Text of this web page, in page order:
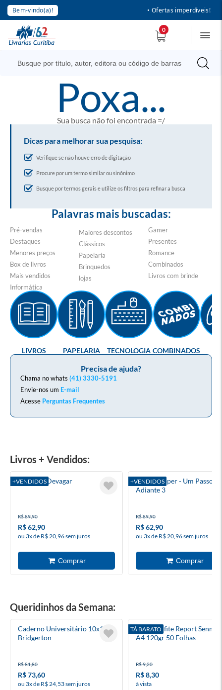
Bem-vindo(a)! • Ofertas imperdíveis!
0
poxa...
Sua busca não foi encontrada =/
Dicas para melhorar sua pesquisa:
Verifique se não houve erro de digitação
Procure por um termo similar ou sinônimo
Busque por termos gerais e utilize os filtros para refinar a busca
Palavras mais buscadas:
Pré-vendas
Destaques
Menores preços
Box de livros
Mais vendidos
Informática
Maiores descontos
Clássicos
Papelaria
Brinquedos
lojas
Gamer
Presentes
Romance
Combinados
Livros com brinde
Precisa de ajuda?
Chama no whats (41) 3330-5191
Envie-nos um E-mail
Acesse Perguntas Frequentes
LIVROS PAPELARIA TECNOLOGIA COMBINADOS
Livros + Vendidos:
+VENDIDOS
Rápido E Devagar
R$ 89,90
R$ 62,90
ou 3x de R$ 20,96 sem juros
+VENDIDOS
Heartstopper - Um Passo
Adiante 3
R$ 89,90
R$ 62,90
ou 3x de R$ 20,96 sem juros
Queridinhos da Semana:
Caderno Universitário 10x1
Bridgerton
R$ 81,80
R$ 73,60
ou 3x de R$ 24,53 sem juros
TÁ BARATO
Papel Sulfite Report
A4 120gr 50 Folhas
R$ 9,20
R$ 8,30
à vista